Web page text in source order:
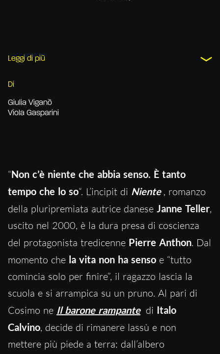
Leggi di più
Di
Giulia Viganò
Viola Gasparini
“Non c’è niente che abbia senso. È tanto
tempo che lo so“. L’incipit di Niente , romanzo
della pluripremiata autrice danese Janne Teller,
uscito nel 2000, è la dura presa di coscienza
del protagonista tredicenne Pierre Anthon. Dal
momento che la vita non ha senso e “tutto
comincia solo per finire”, il ragazzo lascia la
scuola e si arrampica su un pruno. Al pari di
Cosimo ne Il barone rampante di Italo
Calvino, decide di rimanere lassù e non
mettere più piede a terra: dall’albero